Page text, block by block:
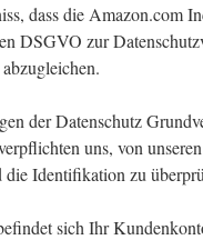
dass die Amazon.com
DSGVO zur
der Datenschutz
uns, von
Identifikation zu
sich Ihr